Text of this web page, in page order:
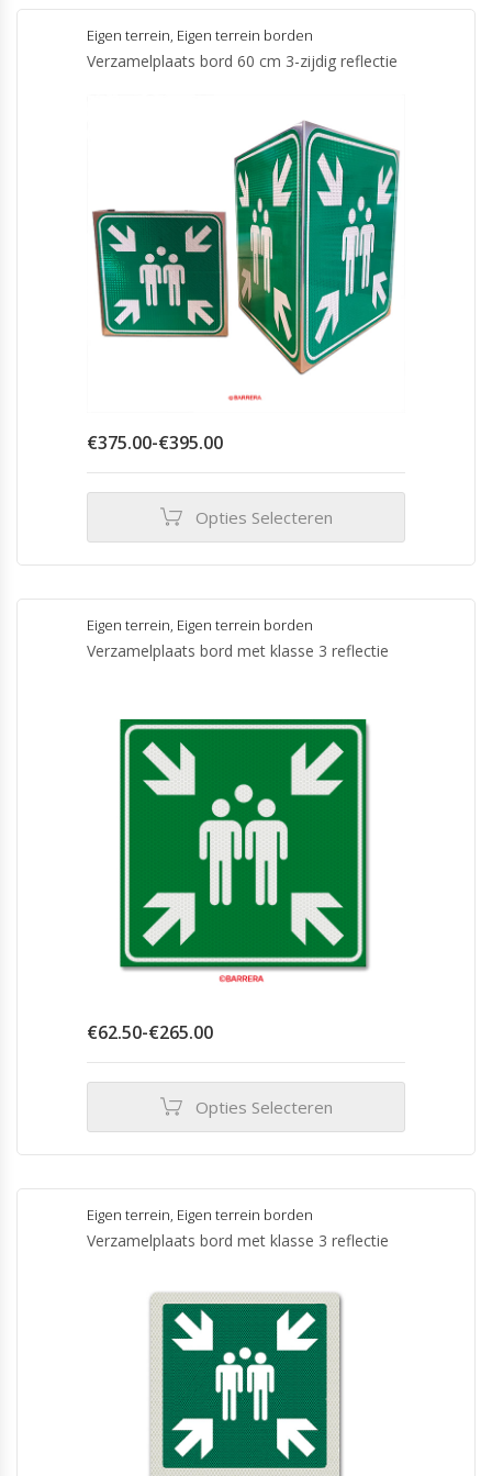
heeft
meerdere
variaties.
Deze
productpagina
Eigen terrein, Eigen terrein borden
Verzamelplaats bord 60 cm 3-zijdig reflectie
€375.00-€395.00Prijsklasse:
€395.00
Opties Selecteren
heeft
meerdere
variaties.
Deze
gekozen
Eigen terrein, Eigen terrein borden
Verzamelplaats bord met klasse 3 reflectie
€62.50-€265.00Prijsklasse:
€265.00
Opties Selecteren
heeft
meerdere
variaties.
Deze
productpagina
Eigen terrein, Eigen terrein borden
Verzamelplaats bord met klasse 3 reflectie